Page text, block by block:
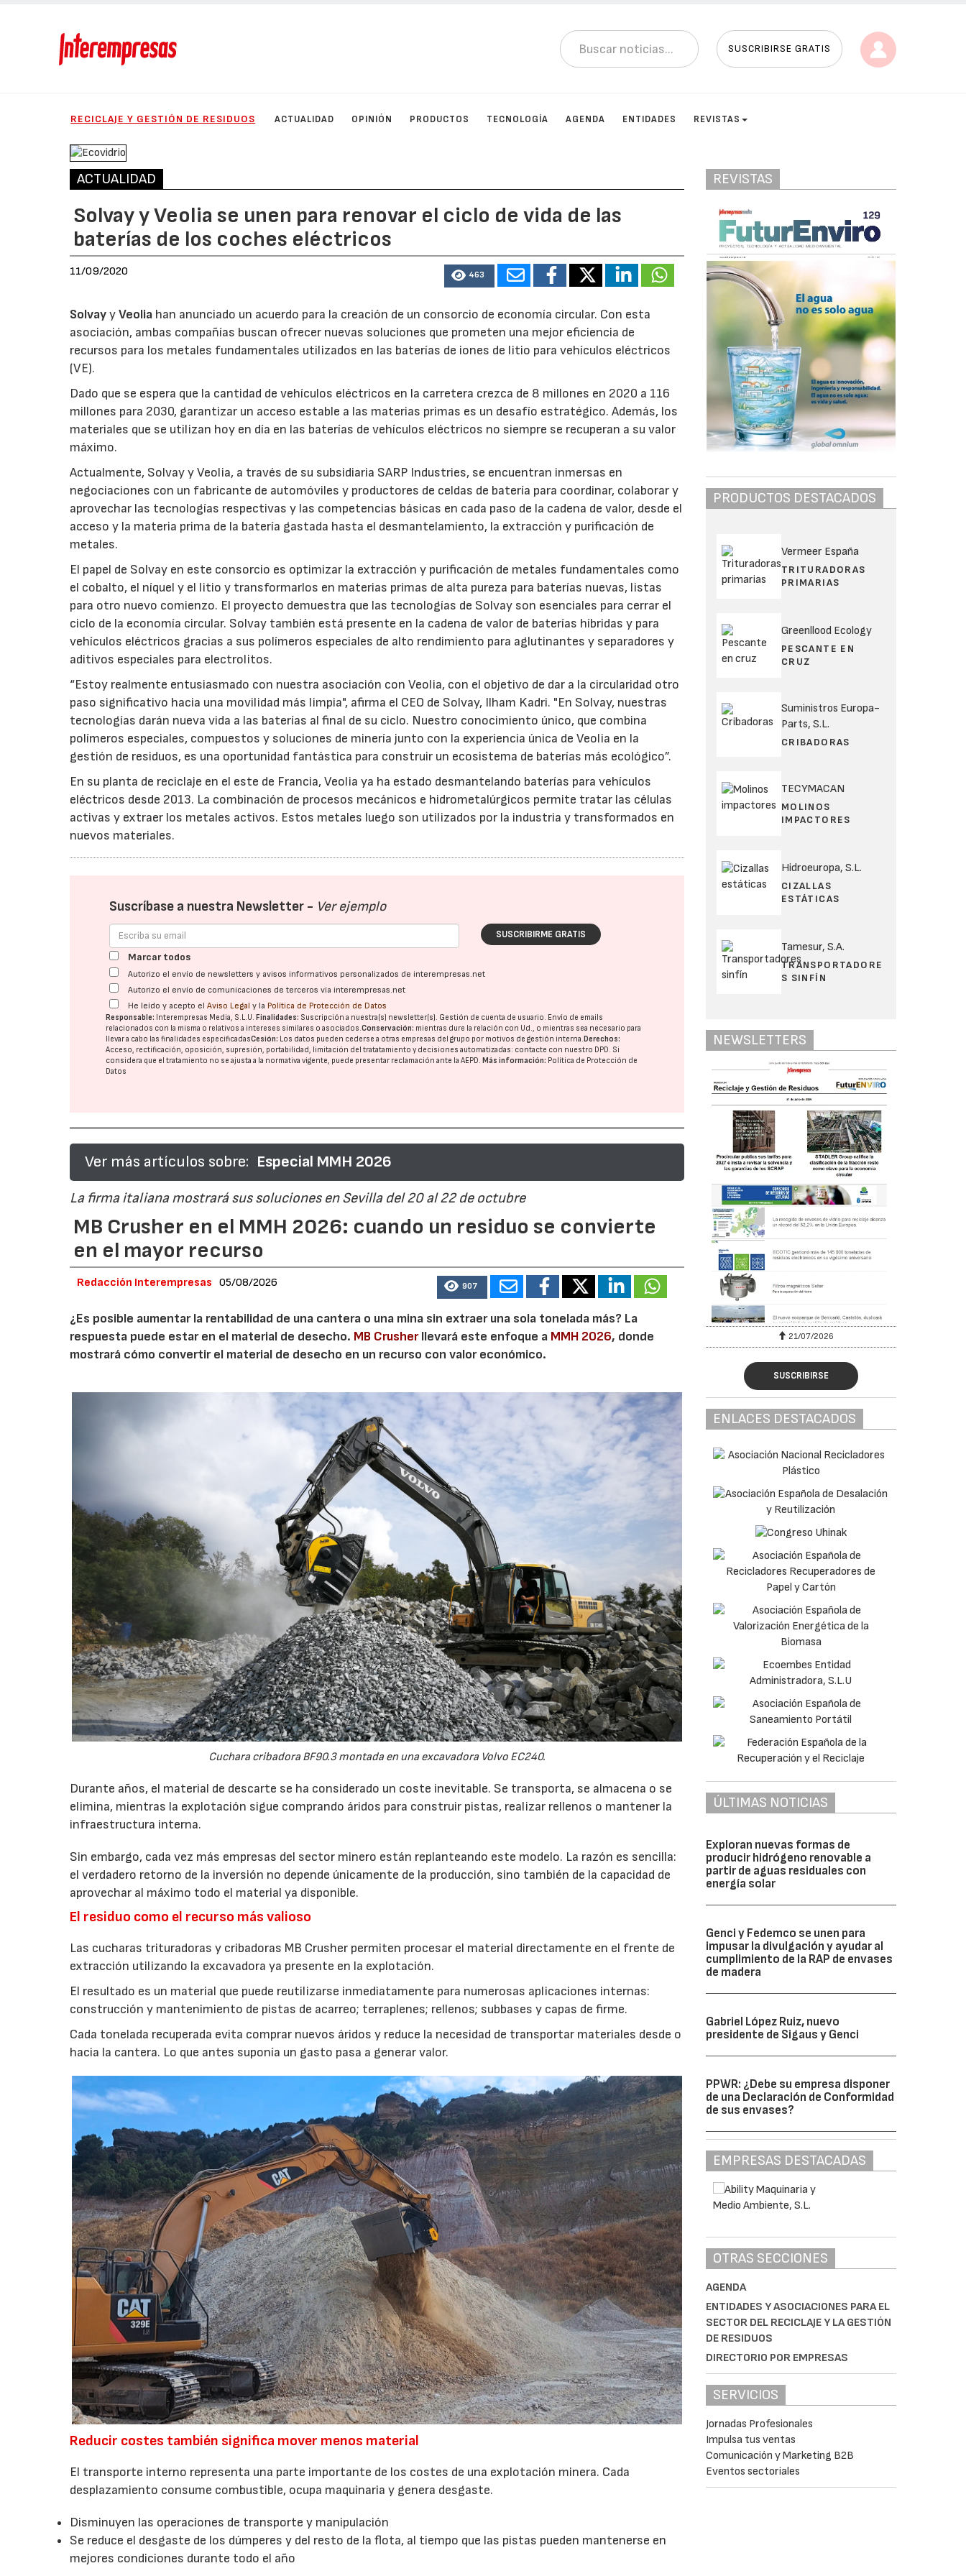
SUSCRIBIRSE GRATIS
RECICLAJE Y GESTIÓN DE RESIDUOS ACTUALIDAD OPINIÓN PRODUCTOS TECNOLOGÍA AGENDA ENTIDADES REVISTAS
ACTUALIDAD
Solvay y Veolia se unen para renovar el ciclo de vida de las
baterías de los coches eléctricos
11/09/2020 463
SolvayyVeolia han anunciado un acuerdo para la creación de un consorcio de economía circular. Con esta
asociación, ambas compañías buscan ofrecer nuevas soluciones que prometen una mejor eficiencia de
recursos para los metales fundamentales utilizados en las baterías de iones de litio para vehículos eléctricos
(VE).
Dado que se espera que la cantidad de vehículos eléctricos en la carretera crezca de 8 millones en 2020 a 116
millones para 2030, garantizar un acceso estable a las materias primas es un desafío estratégico. Además, los
materiales que se utilizan hoy en día en las baterías de vehículos eléctricos no siempre se recuperan a su valor
máximo.
Actualmente, Solvay y Veolia, a través de su subsidiaria SARP Industries, se encuentran inmersas en
negociaciones con un fabricante de automóviles y productores de celdas de batería para coordinar, colaborar y
aprovechar las tecnologías respectivas y las competencias básicas en cada paso de la cadena de valor, desde el
acceso y la materia prima de la batería gastada hasta el desmantelamiento, la extracción y purificación de
metales.
El papel de Solvay en este consorcio es optimizar la extracción y purificación de metales fundamentales como
el cobalto, el níquel y el litio y transformarlos en materias primas de alta pureza para baterías nuevas, listas
para otro nuevo comienzo. El proyecto demuestra que las tecnologías de Solvay son esenciales para cerrar el
ciclo de la economía circular. Solvay también está presente en la cadena de valor de baterías híbridas y para
vehículos eléctricos gracias a sus polímeros especiales de alto rendimiento para aglutinantes y separadores y
aditivos especiales para electrolitos.
“Estoy realmente entusiasmado con nuestra asociación con Veolia, con el objetivo de dar a la circularidad otro
paso significativo hacia una movilidad más limpia", afirma el CEO de Solvay, Ilham Kadri. "En Solvay, nuestras
tecnologías darán nueva vida a las baterías al final de su ciclo. Nuestro conocimiento único, que combina
polímeros especiales, compuestos y soluciones de minería junto con la experiencia única de Veolia en la
gestión de residuos, es una oportunidad fantástica para construir un ecosistema de baterías más ecológico”.
En su planta de reciclaje en el este de Francia, Veolia ya ha estado desmantelando baterías para vehículos
eléctricos desde 2013. La combinación de procesos mecánicos e hidrometalúrgicos permite tratar las células
activas y extraer los metales activos. Estos metales luego son utilizados por la industria y transformados en
nuevos materiales.
Suscríbase a nuestra Newsletter - Ver ejemplo
SUSCRIBIRME GRATIS
Marcar todos
Autorizo el envío de newsletters y avisos informativos personalizados de interempresas.net
Autorizo el envío de comunicaciones de terceros vía interempresas.net
He leído y acepto elAviso Legal y la Política de Protección de Datos
Responsable: Interempresas Media, S.L.U.Finalidades: Suscripción a nuestra(s) newsletter(s). Gestión de cuenta de usuario. Envío de emails
relacionados con la misma o relativos a intereses similares o asociados.Conservación: mientras dure la relación con Ud., o mientras sea necesario para
llevar a cabo las finalidades especificadasCesión: Los datos pueden cederse a otras empresas del grupo por motivos de gestión interna.Derechos:
Acceso, rectificación, oposición, supresión, portabilidad, limitación del tratatamiento y decisiones automatizadas: contacte con nuestro DPD. Si
considera que el tratamiento no se ajusta a la normativa vigente, puede presentar reclamación ante laAEPD.Más información: Política de Protección de
Datos
Ver más artículos sobre: Especial MMH 2026
La firma italiana mostrará sus soluciones en Sevilla del 20 al 22 de octubre
MB Crusher en el MMH 2026: cuando un residuo se convierte
en el mayor recurso
Redacción Interempresas 05/08/2026 907
¿Es posible aumentar la rentabilidad de una cantera o una mina sin extraer una sola tonelada más? La
respuesta puede estar en el material de desecho. MB Crusherllevará este enfoque a MMH 2026, donde
mostrará cómo convertir el material de desecho en un recurso con valor económico.
Cuchara cribadora BF90.3 montada en una excavadora Volvo EC240.
Durante años, el material de descarte se ha considerado un coste inevitable. Se transporta, se almacena o se
elimina, mientras la explotación sigue comprando áridos para construir pistas, realizar rellenos o mantener la
infraestructura interna.
Sin embargo, cada vez más empresas del sector minero están replanteando este modelo. La razón es sencilla:
el verdadero retorno de la inversión no depende únicamente de la producción, sino también de la capacidad de
aprovechar al máximo todo el material ya disponible.
El residuo como el recurso más valioso
Las cucharas trituradoras y cribadoras MB Crusher permiten procesar el material directamente en el frente de
extracción utilizando la excavadora ya presente en la explotación.
El resultado es un material que puede reutilizarse inmediatamente para numerosas aplicaciones internas:
construcción y mantenimiento de pistas de acarreo; terraplenes; rellenos; subbases y capas de firme.
Cada tonelada recuperada evita comprar nuevos áridos y reduce la necesidad de transportar materiales desde o
hacia la cantera. Lo que antes suponía un gasto pasa a generar valor.
Reducir costes también significa mover menos material
El transporte interno representa una parte importante de los costes de una explotación minera. Cada
desplazamiento consume combustible, ocupa maquinaria y genera desgaste.
Disminuyen las operaciones de transporte y manipulación
Se reduce el desgaste de los dúmperes y del resto de la flota, al tiempo que las pistas pueden mantenerse en
mejores condiciones durante todo el año
REVISTAS
PRODUCTOS DESTACADOS
Vermeer España
TRITURADORAS
PRIMARIAS
Greenllood Ecology
PESCANTE EN
CRUZ
Suministros Europa-
Parts, S.L.
CRIBADORAS
TECYMACAN
MOLINOS
IMPACTORES
Hidroeuropa, S.L.
CIZALLAS
ESTÁTICAS
Tamesur, S.A.
TRANSPORTADORE
S SINFÍN
NEWSLETTERS
21/07/2026 28/07/2026 21/07/2026
SUSCRIBIRSE
ENLACES DESTACADOS
ÚLTIMAS NOTICIAS
Exploran nuevas formas de
producir hidrógeno renovable a
partir de aguas residuales con
energía solar
Genci y Fedemco se unen para
impusar la divulgación y ayudar al
cumplimiento de la RAP de envases
de madera
Gabriel López Ruiz, nuevo
presidente de Sigaus y Genci
PPWR: ¿Debe su empresa disponer
de una Declaración de Conformidad
de sus envases?
EMPRESAS DESTACADAS
OTRAS SECCIONES
AGENDA
ENTIDADES Y ASOCIACIONES PARA EL
SECTOR DEL RECICLAJE Y LA GESTIÓN
DE RESIDUOS
DIRECTORIO POR EMPRESAS
SERVICIOS
Jornadas Profesionales
Impulsa tus ventas
Comunicación y Marketing B2B
Eventos sectoriales